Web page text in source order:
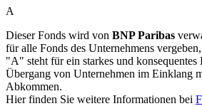
A
Dieser Fonds wird von BNP Paribas
für alle Fonds des Unternehmens
"A" steht für ein starkes und konsequentes
Übergang von Unternehmen im Einklang
Abkommen.
Hier finden Sie weitere Informationen bei